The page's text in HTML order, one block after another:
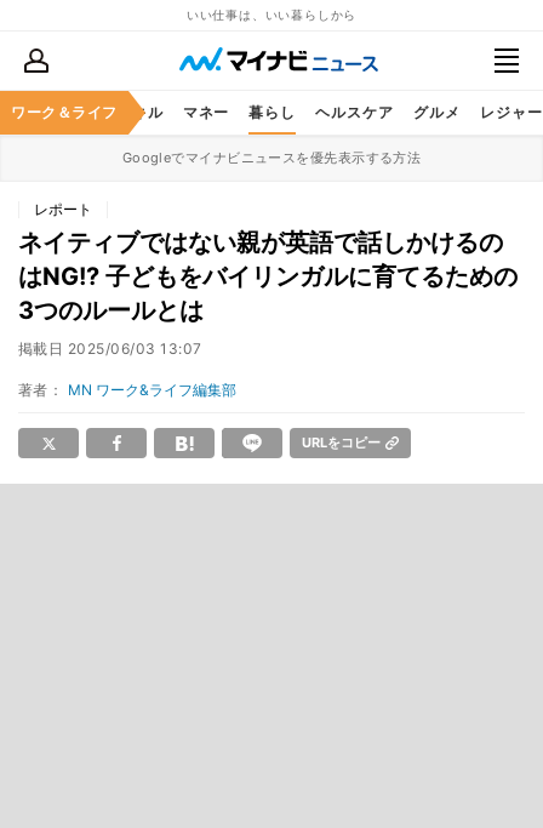
いい仕事は、いい暮らしから
ワーク＆ライフ
ア ビジネススキル マネー 暮らし ヘルスケア グルメ レジャー
Googleでマイナビニュースを優先表示する方法
レポート
ネイティブではない親が英語で話しかけるの
はNG!? 子どもをバイリンガルに育てるための
3つのルールとは
掲載日 2025/06/03 13:07
著者： MN ワーク&ライフ編集部
URLをコピー